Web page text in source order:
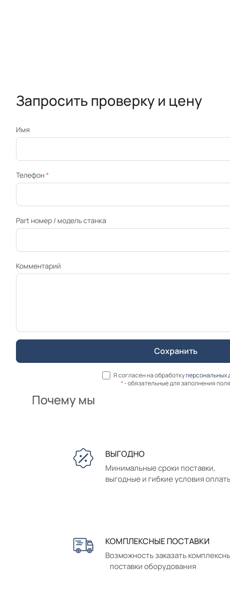
Запросить проверку и цену
Имя
Телефон*
Part номер / модель станка
Комментарий
Я согласен на обработкуперсональных
*- обязательные для заполнения поля
Почему мы
ВЫГОДНО
Минимальные сроки поставки,
выгодные и гибкие условия
КОМПЛЕКСНЫЕ ПОСТАВКИ
Возможность заказать
поставки оборудования